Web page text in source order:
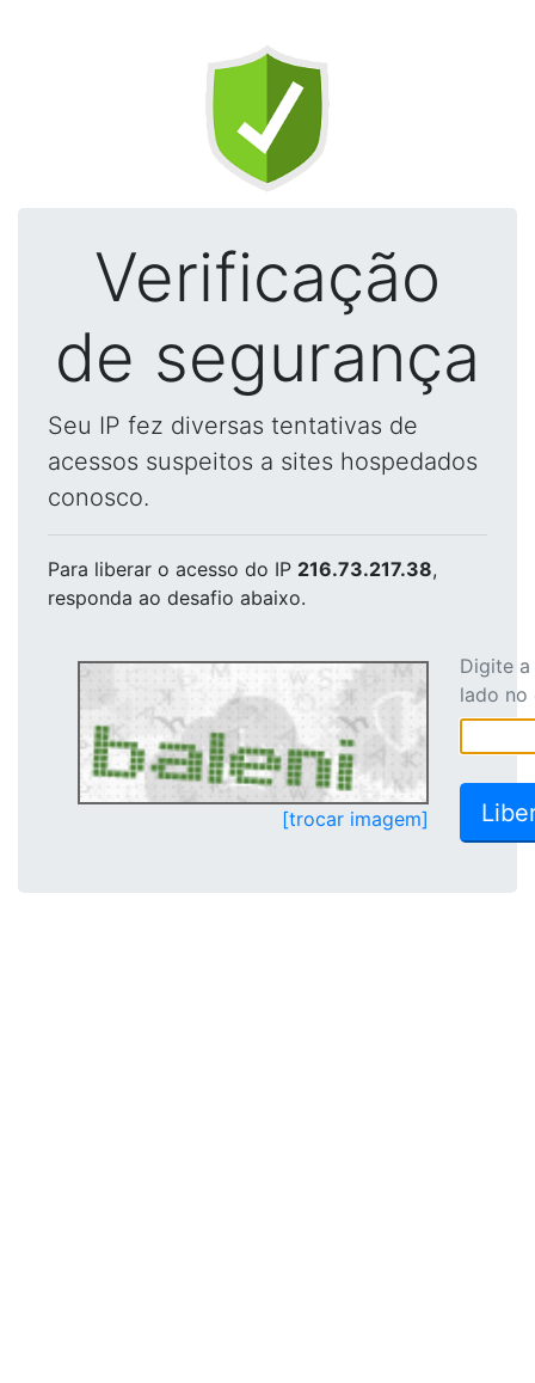
Verificação
de segurança
Seu IP fez diversas tentativas de
acessos suspeitos a sites hospedados
conosco.
Para liberar o acesso do IP 216.73.217.38,
responda ao desafio abaixo.
[trocar imagem]
Digite
lado no